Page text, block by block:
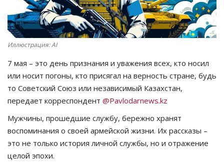
Чек-лист
РАЗВЛЕЧЕНИЯ
OFFICIAL
Курултай
Қазақша Русский
Иллюстрация: AI
7 мая – это день признания и уважения всех, кто носил
или носит погоны, кто присягал на верность стране, будь
то Советский Союз или независимый Казахстан,
передает корреспондент @Pavlodarnews.kz
Мужчины, прошедшие службу, бережно хранят
воспоминания о своей армейской жизни. Их рассказы –
это не только история личной службы, но и отражение
целой эпохи.